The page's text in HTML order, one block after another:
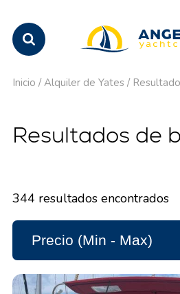
Inicio / Alquiler de Yates /
Resultados de
344 resultados encontrados